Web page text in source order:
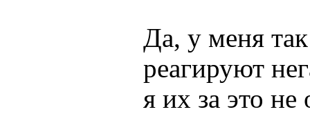
Да, у меня
реагируют
я их за это